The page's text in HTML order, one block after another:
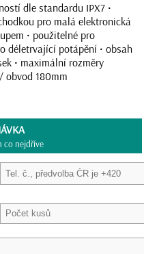
dle standardu IPX7 •
pro malá elektronická
• použitelné pro
déletrvající potápění • obsah
• maximální rozměry
obvod 180mm
co nejdříve